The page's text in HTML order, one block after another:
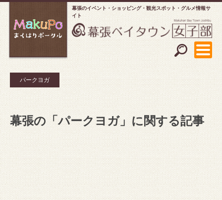
幕張のイベント・ショッピング
観光スポット・グルメ情報サ
イト
パークヨガ
幕張の「パークヨガ」に関する記事